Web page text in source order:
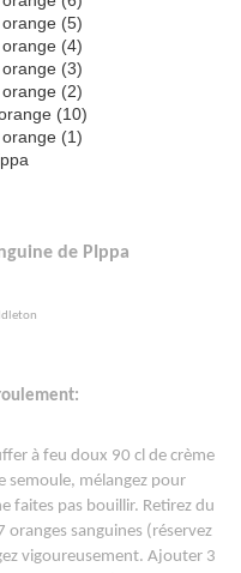
de PIppa
à feu doux 90 cl de crème
semoule, mélangez pour
faites pas bouillir. Retirez du
oranges sanguines (réservez
vigoureusement. Ajouter 3